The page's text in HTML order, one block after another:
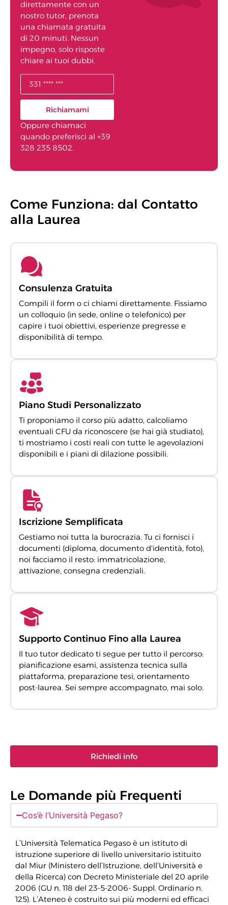
direttamente con un
nostro tutor, prenota
una chiamata gratuita
di 20 minuti. Nessun
impegno, solo risposte
chiare ai tuoi dubbi.
Richiamami
Oppure chiamaci
quando preferisci al +39
328 235 8502.
Come Funziona: dal Contatto
alla Laurea
Consulenza Gratuita
Compili il form o ci chiami direttamente. Fissiamo
un colloquio (in sede, online o telefonico) per
capire i tuoi obiettivi, esperienze pregresse e
disponibilità di tempo.
Piano Studi Personalizzato
Ti proponiamo il corso più adatto, calcoliamo
eventuali CFU da riconoscere (se hai già studiato),
ti mostriamo i costi reali con tutte le agevolazioni
disponibili e i piani di dilazione possibili.
Iscrizione Semplificata
Gestiamo noi tutta la burocrazia. Tu ci fornisci i
documenti (diploma, documento d'identità, foto),
noi facciamo il resto: immatricolazione,
attivazione, consegna credenziali.
Supporto Continuo Fino alla Laurea
Il tuo tutor dedicato ti segue per tutto il percorso:
pianificazione esami, assistenza tecnica sulla
piattaforma, preparazione tesi, orientamento
post-laurea. Sei sempre accompagnato, mai solo.
Richiedi info
Le Domande più Frequenti
Cos’è l’Università Pegaso?
L’Università Telematica Pegaso è un istituto di
istruzione superiore di livello universitario istituito
dal Miur (Ministero dell’Istruzione, dell’Università e
della Ricerca) con Decreto Ministeriale del 20 aprile
2006 (GU n. 118 del 23-5-2006- Suppl. Ordinario n.
125). L’Ateneo è costruito sui più moderni ed efficaci